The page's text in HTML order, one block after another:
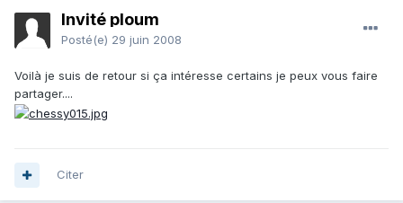
Invité ploum
Posté(e) 29 juin 2008
Voilà je suis de retour si ça intéresse certains je peux vous faire
partager....
Citer